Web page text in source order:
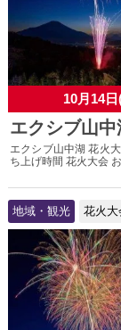
10月14
エクシブ山
エクシブ山中湖 花火
ち上げ時間 花火大会
地域・観光 花火大